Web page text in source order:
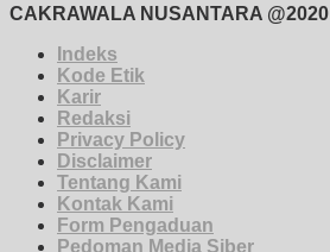
CAKRAWALA NUSANTARA @2020
Indeks
Kode Etik
Karir
Redaksi
Privacy Policy
Disclaimer
Tentang Kami
Kontak Kami
Form Pengaduan
Pedoman Media Siber